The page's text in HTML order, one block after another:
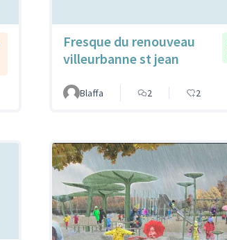
Fresque du renouveau
villeurbanne st jean
Blaffa 2 2